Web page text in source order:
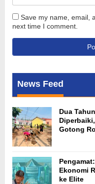
Save my name, email,
next time I comment.
News Feed
Dua
Gotong
Ekonomi
ke Elite